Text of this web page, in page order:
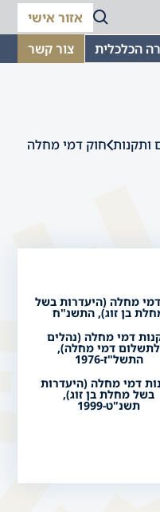
אזור אישי
הכלכלית
צור קשר
ותקנות חוק דמי מחלה
מחלה (היעדרות בשל
בן זוג), התשנ"ח
דמי מחלה (נהלים
לתשלום דמי מחלה),
התשל"ז-1976
דמי מחלה (היעדרות
בשל מחלת בן זוג),
תשנ"ט-1999